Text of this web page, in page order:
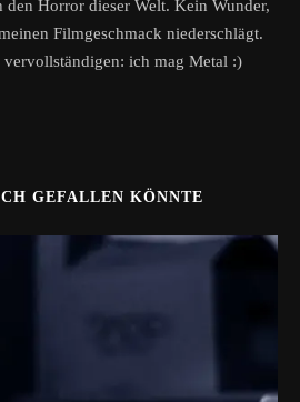
den Horror dieser Welt. Kein Wunder,
Filmgeschmack niederschlägt.
ich mag Metal :)
GEFALLEN KÖNNTE